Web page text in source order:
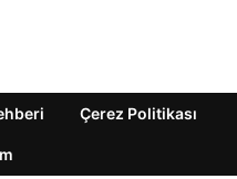
Çerez Politikası